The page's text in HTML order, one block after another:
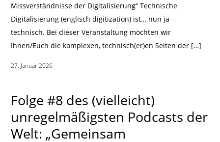
Missverständnisse der Digitalisierung“ Technische
Digitalisierung (englisch digitization) ist… nun ja
technisch. Bei dieser Veranstaltung möchten wir
Ihnen/Euch die komplexen, technisch(er)en Seiten der […]
27. Januar 2026
Folge #8 des (vielleicht)
unregelmäßigsten Podcasts der
Welt: „Gemeinsam